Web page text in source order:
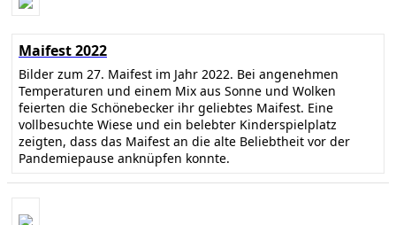
Maifest 2022
Bilder zum 27. Maifest im Jahr 2022. Bei angenehmen
Temperaturen und einem Mix aus Sonne und Wolken
feierten die Schönebecker ihr geliebtes Maifest. Eine
vollbesuchte Wiese und ein belebter Kinderspielplatz
zeigten, dass das Maifest an die alte Beliebtheit vor der
Pandemiepause anknüpfen konnte.